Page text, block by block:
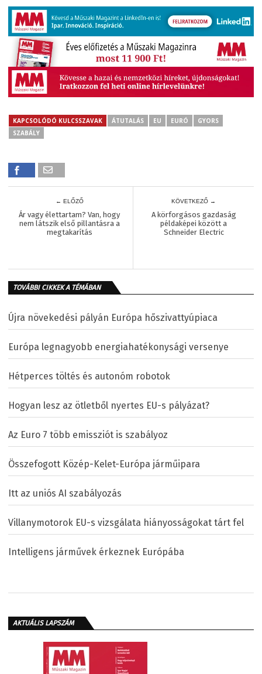
KAPCSOLÓDÓ KULCSSZAVAK ÁTUTALÁS EU EURÓ
GYORS
SZABÁLY
← ELŐZŐ
Ár vagy élettartam? Van, hogy
nem látszik első pillantásra a
megtakarítás
KÖVETKEZŐ →
A körforgásos gazdaság
példaképei között a
Schneider Electric
TOVÁBBI CIKKEK A TÉMÁBAN
Újra növekedési pályán Európa hőszivattyúpiaca
Európa legnagyobb energiahatékonysági versenye
Hétperces töltés és autonóm robotok
Hogyan lesz az ötletből nyertes EU-s pályázat?
Az Euro 7 több emissziót is szabályoz
Összefogott Közép-Kelet-Európa járműipara
Itt az uniós AI szabályozás
Villanymotorok EU-s vizsgálata hiányosságokat tárt fel
Intelligens járművek érkeznek Európába
AKTUÁLIS LAPSZÁM